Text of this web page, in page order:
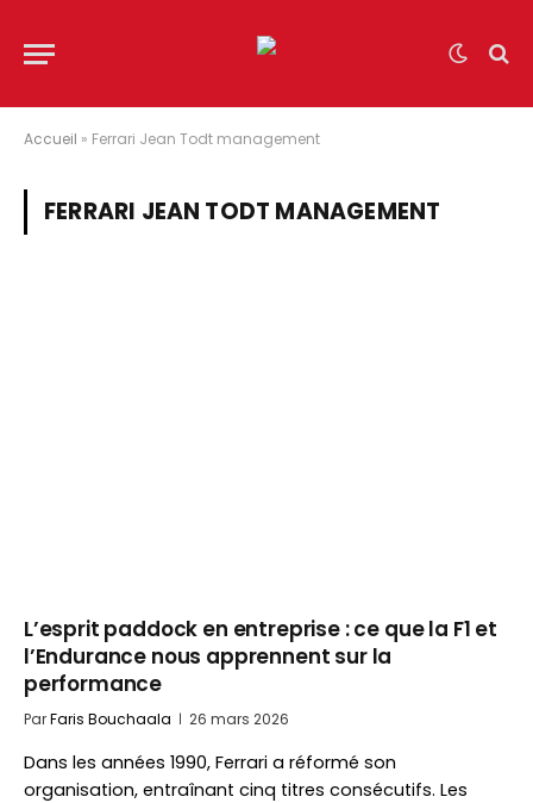
Accueil » Ferrari Jean Todt management
FERRARI JEAN TODT MANAGEMENT
L’esprit paddock en entreprise : ce que la F1 et
l’Endurance nous apprennent sur la
performance
ParFaris Bouchaala 26 mars 2026
Dans les années 1990, Ferrari a réformé son
organisation, entraînant cinq titres consécutifs. Les